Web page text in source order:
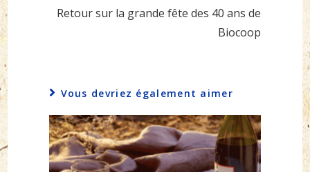
Retour sur la grande fête des 40 ans de
Biocoop
Vous devriez également aimer